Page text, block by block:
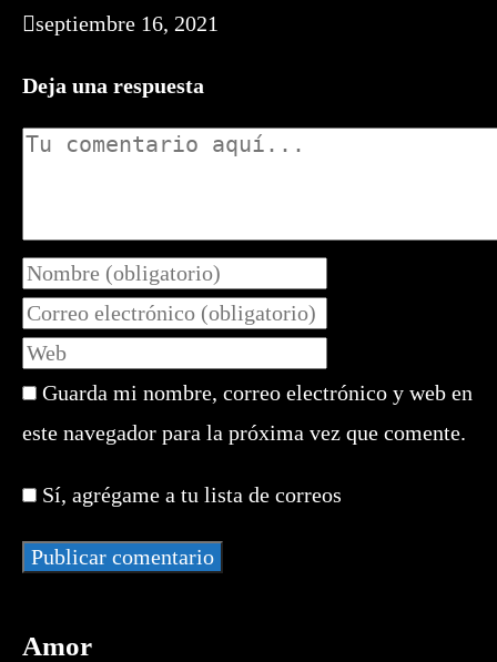
septiembre 16, 2021
Deja una respuesta
Comentario
Introduce
tu
nombre
o
de
usuario
comentar
Introduce
tu
dirección
de
electrónico
comentar
Introduce
la
URL
de
web
(opcional)
Guarda mi nombre, correo electrónico y web en
este navegador para la próxima vez que comente.
Sí, agrégame a tu lista de correos
Amor